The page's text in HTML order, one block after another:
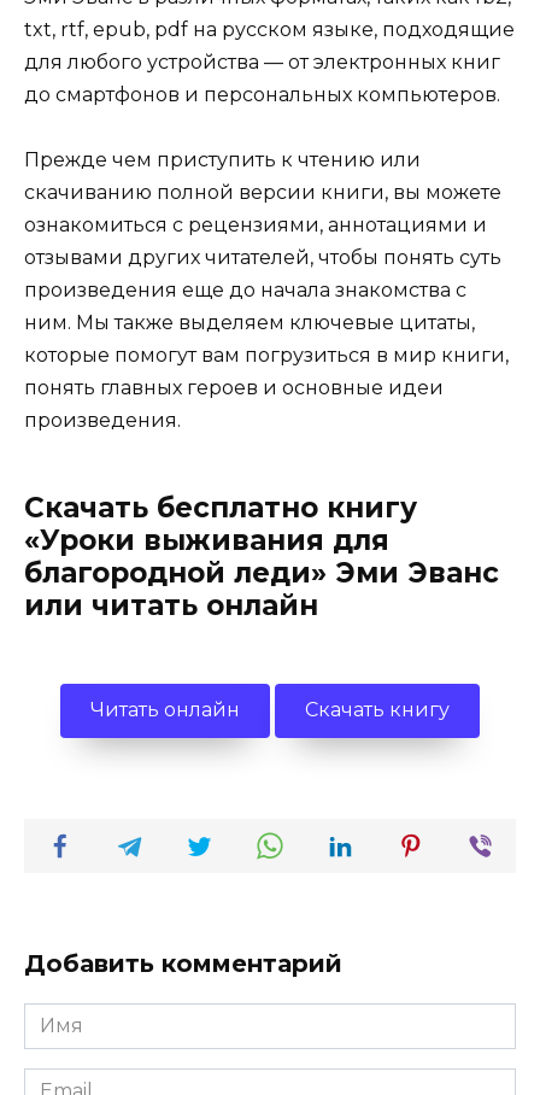
txt, rtf, epub, pdf на русском языке, подходящие
для любого устройства — от электронных книг
до смартфонов и персональных компьютеров.
Прежде чем приступить к чтению или
скачиванию полной версии книги, вы можете
ознакомиться с рецензиями, аннотациями и
отзывами других читателей, чтобы понять суть
произведения еще до начала знакомства с
ним. Мы также выделяем ключевые цитаты,
которые помогут вам погрузиться в мир книги,
понять главных героев и основные идеи
произведения.
Скачать бесплатно книгу
«Уроки выживания для
благородной леди» Эми Эванс
или читать онлайн
Читать онлайн Скачать книгу
Добавить комментарий
Имя
*
Email